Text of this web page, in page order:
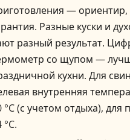
— ориентир,
Разные куски и
разный результат.
со щупом —
кухни. Для
внутренняя
°C (с учетом отдыха),
°C.